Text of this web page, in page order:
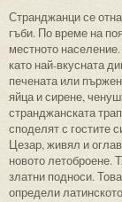
Странджанци се
гъби. По време на
местното
като най-вкусната
печената или
яйца и сирене,
странджанската
споделят с гостите
Цезар, живял и
новото летоброене.
златни подноси.
определи